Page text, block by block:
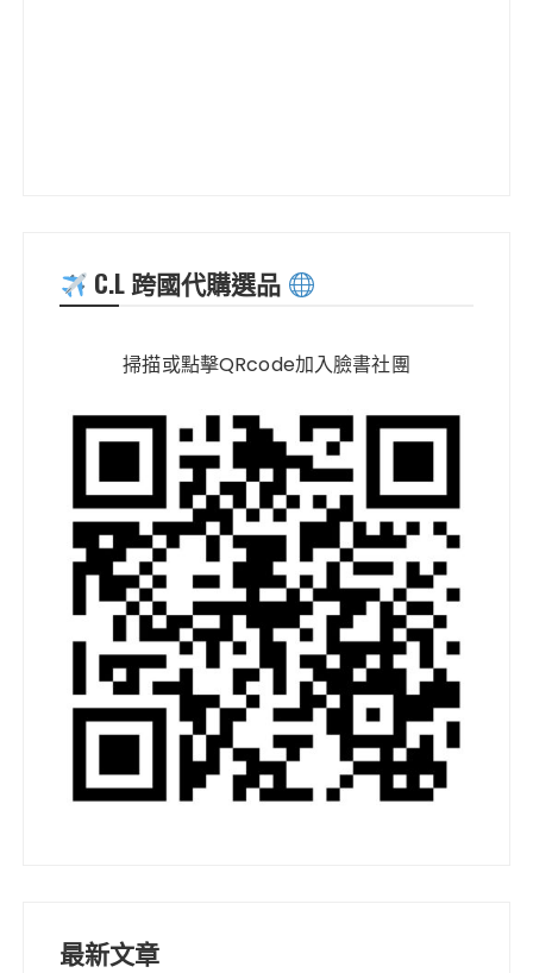
C.L 跨國代購選品
掃描或點擊QRcode加入臉書社團
最新文章